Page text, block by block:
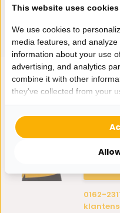
Werken bij Bazaaronline
Wij
0162-
This website uses cookies
We use cookies to
media features, and
information about your use
advertising, and analytics
combine it with other
they've collected from your